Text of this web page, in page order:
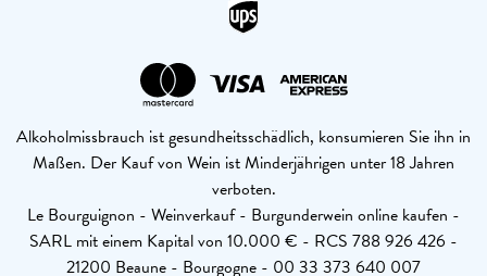
Alkoholmissbrauch ist gesundheitsschädlich, konsumieren Sie ihn in
Maßen. Der Kauf von Wein ist Minderjährigen unter 18 Jahren
verboten.
Le Bourguignon - Weinverkauf - Burgunderwein online kaufen -
SARL mit einem Kapital von 10.000 € - RCS 788 926 426 -
21200 Beaune - Bourgogne - 00 33 373 640 007